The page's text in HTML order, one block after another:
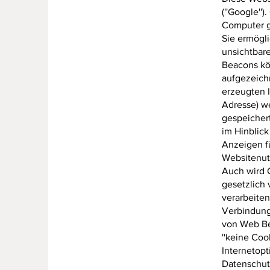
Computer
Sie
Beacons
erzeugten
Adresse)
im
Anzeigen
Auch wird
gesetzlich
von Web
''keine